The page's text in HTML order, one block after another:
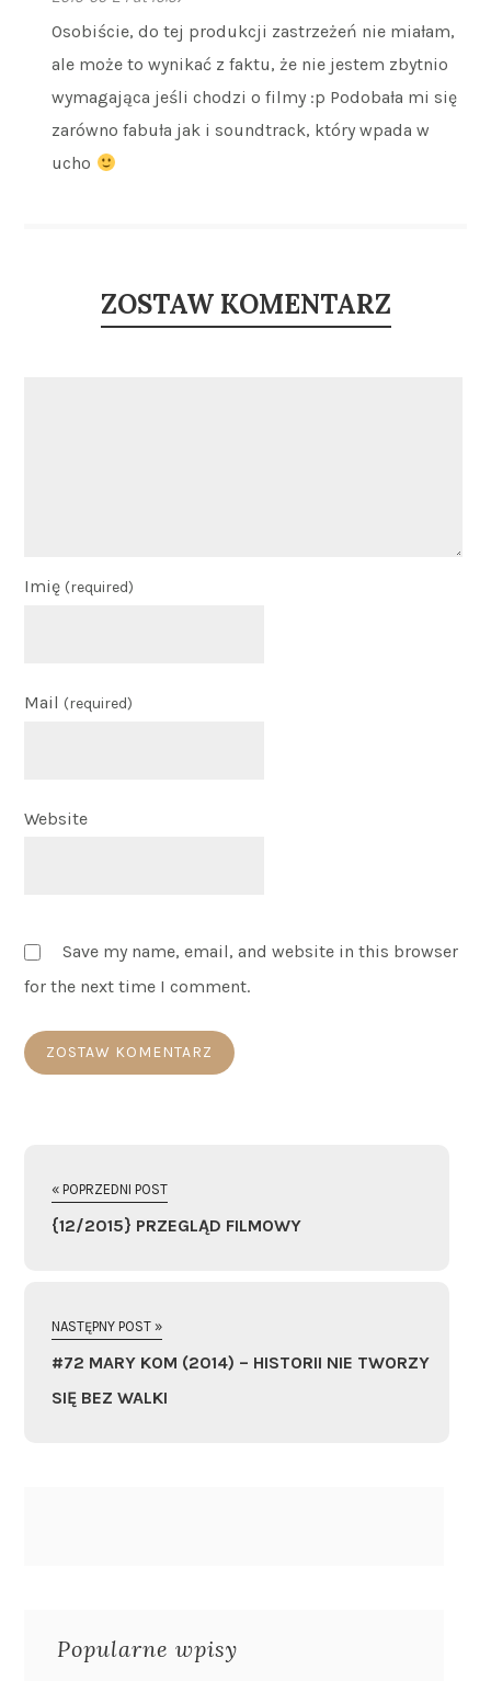
Osobiście, do tej produkcji zastrzeżeń nie miałam,
ale może to wynikać z faktu, że nie jestem zbytnio
wymagająca jeśli chodzi o filmy :p Podobała mi się
zarówno fabuła jak i soundtrack, który wpada w
ucho
ZOSTAW KOMENTARZ
Imię (required)
Mail (required)
Website
Save my name, email, and website in this browser
for the next time I comment.
« POPRZEDNI POST
{12/2015} PRZEGLĄD FILMOWY
NASTĘPNY POST »
#72 MARY KOM (2014) – HISTORII NIE TWORZY
SIĘ BEZ WALKI
Popularne wpisy